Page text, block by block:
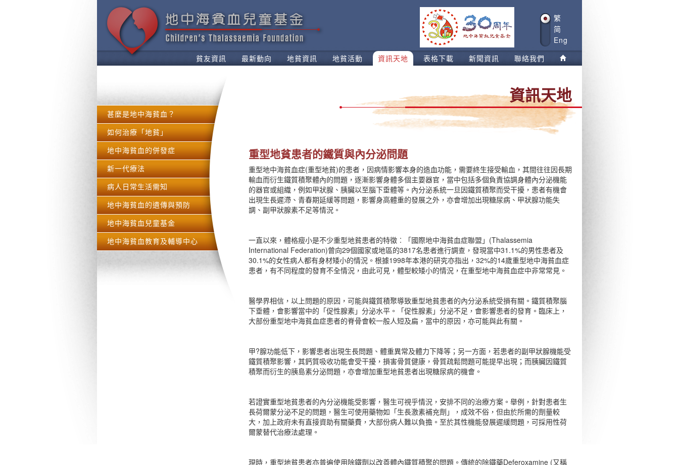
貧友資訊 最新動向 地貧資訊 地貧活動 資訊天地 表格下載 新聞資訊 聯絡我們
繁
简
Eng
甚麼是地中海貧血？
如何治療「地貧」
地中海貧血的併發症
新一代療法
病人日常生活需知
地中海貧血的遺傳與預防
地中海貧血兒童基金
地中海貧血教育及輔導中心
資訊天地
重型地貧患者的鐵質與內分泌問題
重型地中海貧血症(重型地貧)的患者，因病情影響本身的造血功能，需要終生接受輸血，其間往往因長期
輸血而衍生鐵質積聚體內的問題，逐漸影響身體多個主要器官，當中包括多個負責協調身體內分泌機能
的器官或組織，例如甲狀腺、胰臟以至腦下垂體等。內分泌系統一旦因鐵質積聚而受干擾，患者有機會
出現生長遲滯、青春期延緩等問題，影響身高體重的發展之外，亦會增加出現糖尿病、甲狀腺功能失
調、副甲狀腺素不足等情況。
一直以來，體格瘦小是不少重型地貧患者的特徵︰「國際地中海貧血症聯盟」(Thalassemia
International Federation)曾向29個國家或地區的3817名患者進行調查，發現當中31.1%的男性患者及
30.1%的女性病人都有身材矮小的情況。根據1998年本港的研究亦指出，32%的14歲重型地中海貧血症
患者，有不同程度的發育不全情況，由此可見，體型較矮小的情況，在重型地中海貧血症中非常常見。
醫學界相信，以上問題的原因，可能與鐵質積聚導致重型地貧患者的內分泌系統受損有關。鐵質積聚腦
下垂體，會影響當中的「促性腺素」分泌水平。「促性腺素」分泌不足，會影響患者的發育。臨床上，
大部份重型地中海貧血症患者的脊骨會較一般人短及扁，當中的原因，亦可能與此有關。
甲?腺功能低下，影響患者出現生長問題、體重異常及體力下降等；另一方面，若患者的副甲狀腺機能受
鐵質積聚影響，其鈣質吸收功能會受干擾，損害骨質健康，骨質疏鬆問題可能提早出現；而胰臟因鐵質
積聚而衍生的胰島素分泌問題，亦會增加重型地貧患者出現糖尿病的機會。
若證實重型地貧患者的內分泌機能受影響，醫生可視乎情況，安排不同的治療方案。舉例，針對患者生
長荷爾蒙分泌不足的問題，醫生可使用藥物如「生長激素補充劑」，成效不俗，但由於所需的劑量較
大，加上政府未有直接資助有關藥費，大部份病人難以負擔。至於其性機能發展遲緩問題，可採用性荷
爾蒙替代治療法處理。
現時，重型地貧患者亦普遍使用除鐵劑以改善體內鐵質積聚的問題。傳統的除鐵藥Deferoxamine (又稱